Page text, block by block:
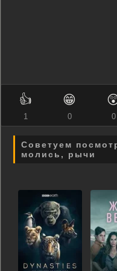
👍
1
😁
0 0
Советуем
молись, рычи